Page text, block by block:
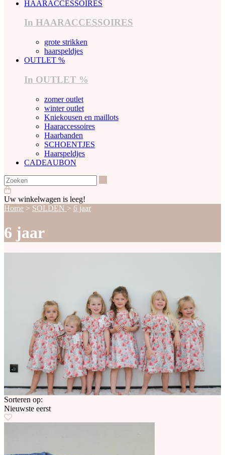
HAARACCESSOIRES
In HAARACCESSOIRES
grote strikken
haarspeldjes
OUTLET %
In OUTLET %
zomer outlet
winter outlet
Kniekousen en maillots
Haaraccessoires
Haarbanden
SCHOENTJES
Haarspeldjes
CADEAUBON
Uw winkelwagen is leeg!
Home > SOLDEN > 6 jaar
6 jaar
Sorteren op:
Nieuwste eerst